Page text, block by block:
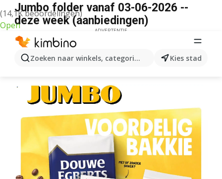
(14,1K beoordelingen)
Open
Zoeken naar winkels, categorieën, producten...
Kies stad
Jumbo folder vanaf 03-06-2026 --
deze week (aanbiedingen)
ADVERTENTIE